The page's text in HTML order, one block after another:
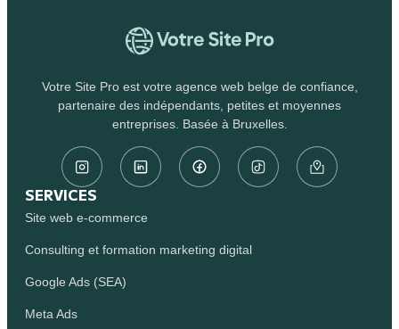
Votre Site Pro est votre agence web belge de confiance,
partenaire des indépendants, petites et moyennes
entreprises. Basée à Bruxelles.
SERVICES
Site web e-commerce
Consulting et formation marketing digital
Google Ads (SEA)
Meta Ads